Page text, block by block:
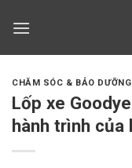
CHĂM SÓC & BẢO
Lốp xe
hành trình của